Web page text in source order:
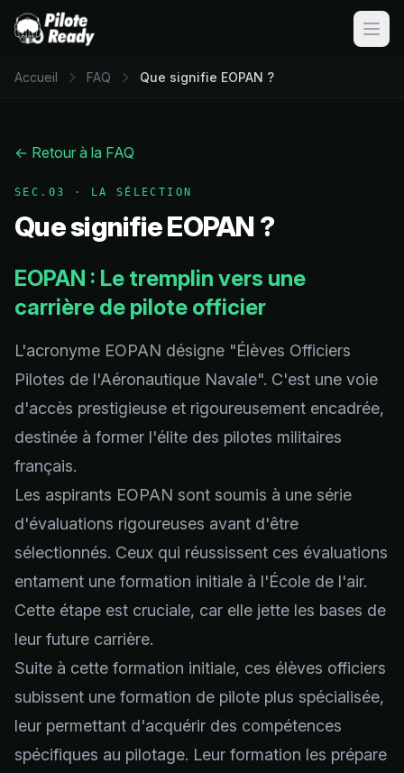
Accueil FAQ Que signifie EOPAN ?
← Retour à la FAQ
SEC.03 · LA SÉLECTION
Que signifie EOPAN ?
EOPAN : Le tremplin vers une
carrière de pilote officier
L'acronyme EOPAN désigne "Élèves Officiers
Pilotes de l'Aéronautique Navale". C'est une voie
d'accès prestigieuse et rigoureusement encadrée,
destinée à former l'élite des pilotes militaires
français.
Les aspirants EOPAN sont soumis à une série
d'évaluations rigoureuses avant d'être
sélectionnés. Ceux qui réussissent ces évaluations
entament une formation initiale à l'École de l'air.
Cette étape est cruciale, car elle jette les bases de
leur future carrière.
Suite à cette formation initiale, ces élèves officiers
subissent une formation de pilote plus spécialisée,
leur permettant d'acquérir des compétences
spécifiques au pilotage. Leur formation les prépare